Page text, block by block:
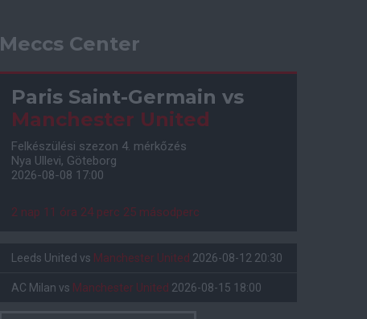
Meccs Center
Paris Saint-Germain vs
Manchester United
Felkészülési szezon 4. mérkőzés
Nya Ullevi, Göteborg
2026-08-08 17:00
2 nap 11 óra 24 perc 24 másodperc
Leeds United vs Manchester United 2026-08-12 20:30
AC Milan vs Manchester United 2026-08-15 18:00